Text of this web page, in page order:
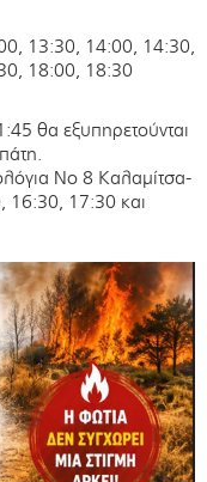
13:30, 14:00, 14:30,
18:00, 18:30
θα εξυπηρετούνται
Νο 8 Καλαμίτσα-
16:30, 17:30 και